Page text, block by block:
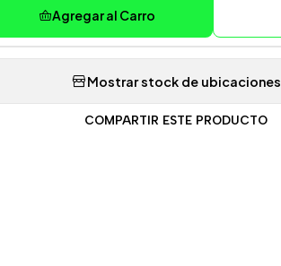
Agregar al Carro
Mostrar stock de ubicaciones
COMPARTIR ESTE PRODUCTO